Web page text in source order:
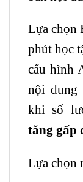
Lựa chọn
phút học
cấu hình
nội dung
khi số
tăng gấp
Lựa chọn